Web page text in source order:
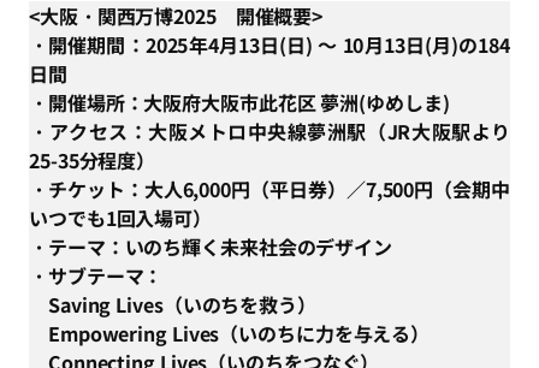
<大阪・関西万博2025 開催概要>
・開催期間：2025年4月13日(日) ～ 10月13日(月)の184
日間
・開催場所：大阪府大阪市此花区 夢洲(ゆめしま)
・アクセス：大阪メトロ中央線夢洲駅（JR大阪駅より
25-35分程度）
・チケット：大人6,000円（平日券）／7,500円（会期中
いつでも1回入場可）
・テーマ：いのち輝く未来社会のデザイン
・サブテーマ：
Saving Lives（いのちを救う）
Empowering Lives（いのちに力を与える）